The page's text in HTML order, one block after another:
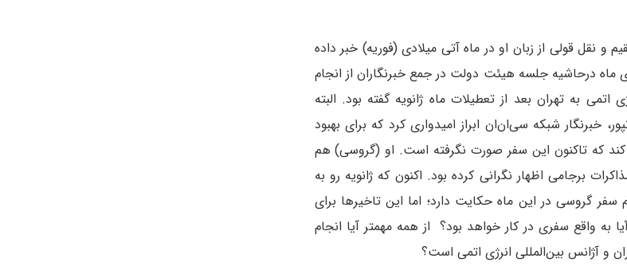
نقل قولی از زبان او در ماه آتی میلادی (فوریه) خبر داده
درحاشیه جلسه هیئت دولت در جمع خبرنگاران از انجام
به تهران بعد از تعطیلات ماه ژانویه گفته بود. البته
خبرنگار شبکه سی‌ان‌ان ابراز امیدواری کرد که برای بهبود
کند که تاکنون این سفر صورت نگرفته است. او (گروسی) هم
برجامی اظهار نگرانی کرده بود. اکنون که ژانویه رو به
سفر گروسی در این ماه حکایت دارد؛ اما این تاخیرها برای
به واقع سفری در کار خواهد بود؟ از همه مهمتر آیا انجام
و آژانس بین‌المللی انرژی اتمی است؟